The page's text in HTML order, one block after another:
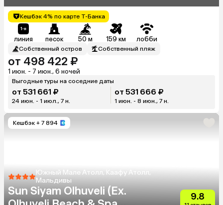
Кешбэк 4% по карте Т-Банка
линия песок 50 м 159 км лобби
Собственный остров Собственный пляж
от 498 422 ₽
1 июн. - 7 июн., 6 ночей
Выгодные туры на соседние даты
от 531 661 ₽
24 июн. - 1 июл., 7 н.
от 531 666 ₽
1 июн. - 8 июн., 7 н.
Кешбэк + 7 894
Южный Мале Атолл, Каафу Атолл,
Мальдивы
Sun Siyam Olhuveli (Ex.
9.8